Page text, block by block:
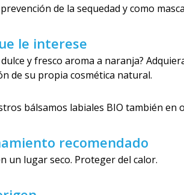
de la sequedad y como
le interese
y fresco aroma a naranja?
de su propia cosmética natural.
bálsamos labiales BIO también en
recomendado
un lugar seco. Proteger del calor.